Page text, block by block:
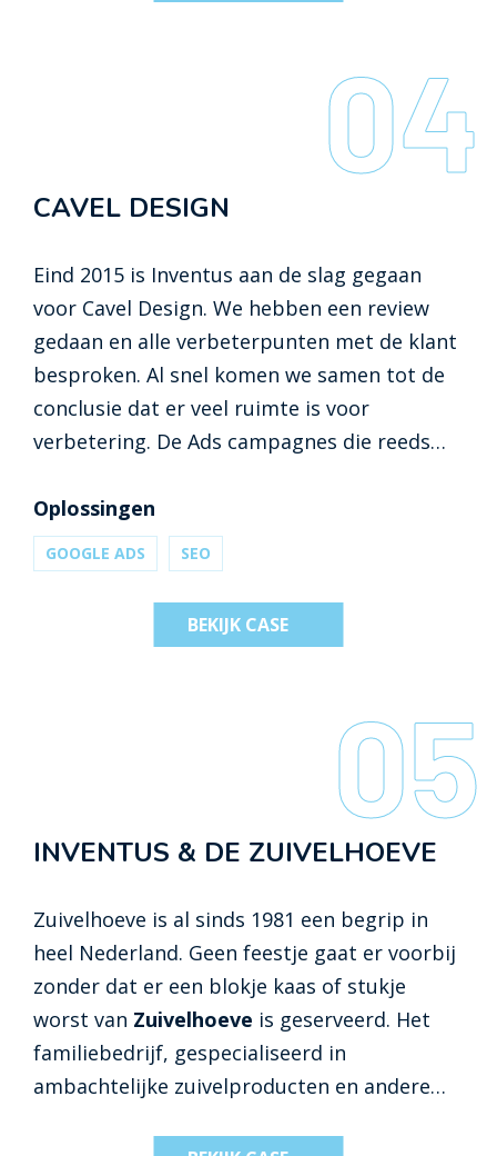
04
CAVEL DESIGN
Eind 2015 is Inventus aan de slag gegaan
voor Cavel Design. We hebben een review
gedaan en alle verbeterpunten met de klant
besproken. Al snel komen we samen tot de
conclusie dat er veel ruimte is voor
verbetering. De Ads campagnes die reeds
wordt Google Analytics geïmplementeerd.
Oplossingen
GOOGLE ADS SEO
BEKIJK CASE
05
INVENTUS & DE ZUIVELHOEVE
Zuivelhoeve is al sinds 1981 een begrip in
heel Nederland. Geen feestje gaat er voorbij
zonder dat er een blokje kaas of stukje
worst van Zuivelhoeve is geserveerd. Het
familiebedrijf, gespecialiseerd in
ambachtelijke zuivelproducten en andere